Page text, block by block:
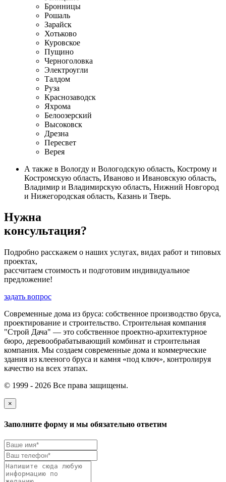
Бронницы
Рошаль
Зарайск
Хотьково
Куровское
Пущино
Черноголовка
Электроугли
Талдом
Руза
Краснозаводск
Яхрома
Белоозерский
Высоковск
Дрезна
Пересвет
Верея
А также в Вологду и Вологодскую область, Кострому и
Костромскую область, Иваново и Ивановскую область,
Владимир и Владимирскую область, Нижний Новгород
и Нижегородская область, Казань и Тверь.
Нужна
консультация?
Подробно расскажем о наших услугах, видах работ и типовых
проектах,
рассчитаем стоимость и подготовим индивидуальное
предложение!
задать вопрос
Современные дома из бруса: собственное производство бруса,
проектирование и строительство. Строительная компания
"Строй Дача" — это собственное проектно-архитектурное
бюро, деревообрабатывающий комбинат и строительная
компания. Мы создаем современные дома и коммерческие
здания из клееного бруса и камня «под ключ», контролируя
качество на всех этапах.
© 1999 - 2026 Все права защищены.
×
Заполните форму и мы обязательно ответим